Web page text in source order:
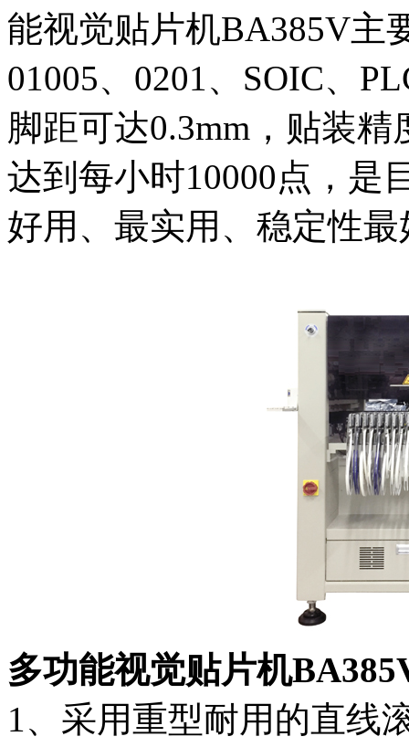
能视觉贴片机BA385V主
01005、0201、SOIC、
脚距可达0.3mm，贴装
达到每小时10000点，是
好用、最实用、稳定性
多功能视觉贴片机
1、采用重型耐用的直线